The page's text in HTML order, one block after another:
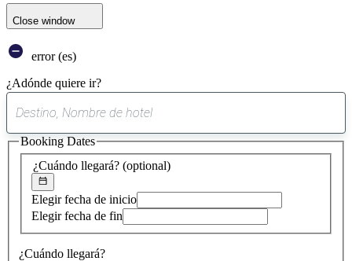
Close window
error (es)
¿Adónde quiere ir?
sugerencia
encontrada
¿Cuándo llegará? (optional)
Elegir fecha de inicio
Elegir fecha de fin
¿Cuándo llegará?
Booking Dates